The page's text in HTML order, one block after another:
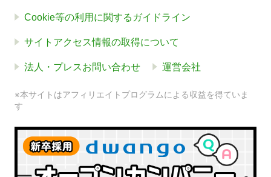
Cookie等の利用に関するガイドライン
サイトアクセス情報の取得について
法人・プレスお問い合わせ 運営会社
※本サイトはアフィリエイトプログラムによる収益を得ていま
す